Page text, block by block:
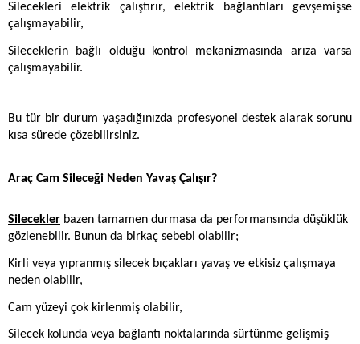
Silecekleri elektrik çalıştırır, elektrik bağlantıları gevşemişse
çalışmayabilir,
Sileceklerin bağlı olduğu kontrol mekanizmasında arıza varsa
çalışmayabilir.
Bu tür bir durum yaşadığınızda profesyonel destek alarak sorunu
kısa sürede çözebilirsiniz.
Araç Cam Sileceği Neden Yavaş Çalışır?
Silecekler bazen tamamen durmasa da performansında düşüklük
gözlenebilir. Bunun da birkaç sebebi olabilir;
Kirli veya yıpranmış silecek bıçakları yavaş ve etkisiz çalışmaya
neden olabilir,
Cam yüzeyi çok kirlenmiş olabilir,
Silecek kolunda veya bağlantı noktalarında sürtünme gelişmiş